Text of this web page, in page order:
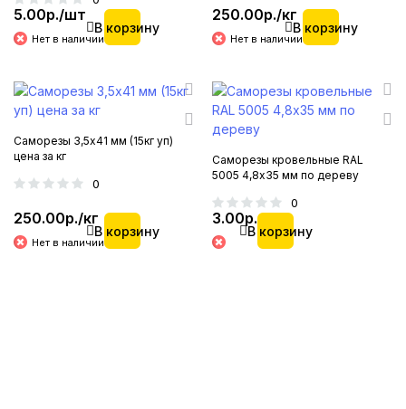
5.00р./шт
Нет в наличии
В корзину
250.00р./кг
Нет в наличии
В корзину
Саморезы 3,5х41 мм (15кг уп)
цена за кг
0
250.00р./кг
Нет в наличии
В корзину
Саморезы кровельные RAL
5005 4,8х35 мм по дереву
0
3.00р.
В корзину